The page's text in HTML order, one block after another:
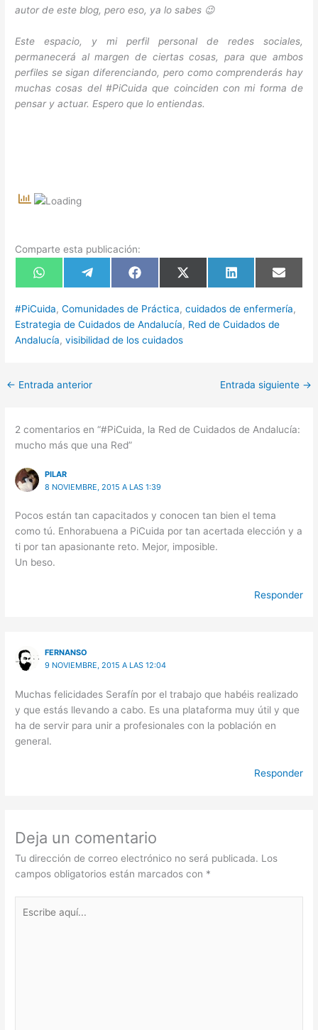
autor de este blog, pero eso, ya lo sabes 😉
Este espacio, y mi perfil personal de redes sociales,
permanecerá al margen de ciertas cosas, para que ambos
perfiles se sigan diferenciando, pero como comprenderás hay
muchas cosas del #PiCuida que coinciden con mi forma de
pensar y actuar. Espero que lo entiendas.
Comparte esta publicación:
Compartir
en
Compartir
en
Compartir
en
Compartir
en
(Twitter)
Compartir
en
en
#PiCuida,Comunidades de Práctica,cuidados de enfermería,
Estrategia de Cuidados de Andalucía, Red de Cuidados de
Andalucía,visibilidad de los cuidados
← Entrada anterior Entrada siguiente →
2 comentarios en “#PiCuida, la Red de Cuidados de Andalucía:
mucho más que una Red”
PILAR
8 NOVIEMBRE, 2015 A LAS 1:39
Pocos están tan capacitados y conocen tan bien el tema
como tú. Enhorabuena a PiCuida por tan acertada elección y a
ti por tan apasionante reto. Mejor, imposible.
Un beso.
Responder
FERNANSO
9 NOVIEMBRE, 2015 A LAS 12:04
Muchas felicidades Serafín por el trabajo que habéis realizado
y que estás llevando a cabo. Es una plataforma muy útil y que
ha de servir para unir a profesionales con la población en
general.
Responder
Deja un comentario
Tu dirección de correo electrónico no será publicada. Los
campos obligatorios están marcados con *
aquí...